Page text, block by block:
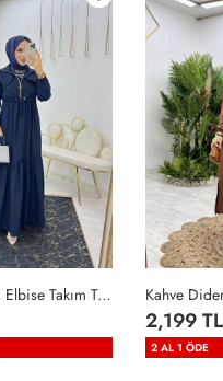
Lacivert Azra Elbise Takım Tesettür Giyim Lacivert
2,199 TL
2 AL 1 ÖDE